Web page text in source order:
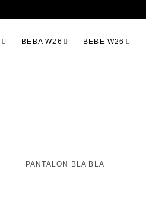
BEBA W26 BEBE W26